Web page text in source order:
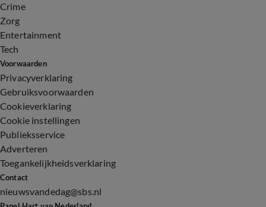
Crime
Zorg
Entertainment
Tech
Voorwaarden
Privacyverklaring
Gebruiksvoorwaarden
Cookieverklaring
Cookie instellingen
Publieksservice
Adverteren
Toegankelijkheidsverklaring
Contact
nieuwsvandedag@sbs.nl